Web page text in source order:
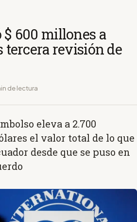
600 millones a
tercera revisión de
de lectura
eleva a 2.700
el valor total de lo que
desde que se puso en